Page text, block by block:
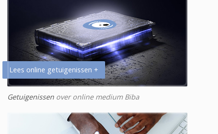
Lees online getuigenissen +
Getuigenissen over online medium Biba